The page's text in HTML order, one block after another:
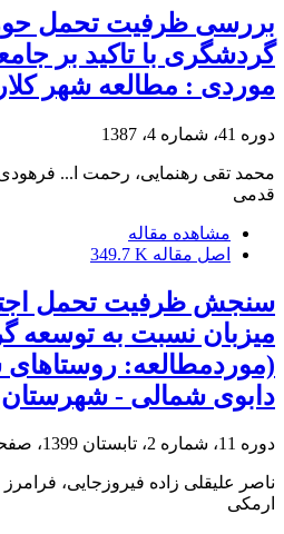
بررسی ظرفیت تحمل
گردشگری با تاکید بر
موردی : مطالعه شهر
دوره 41، شماره 4، 1387
محمد تقی رهنمایی، رحمت ا...
قدمی
مشاهده مقاله
اصل مقاله 349.7 K
سنجش ظرفیت تحمل
میزبان نسبت به توسعه
(موردمطالعه:
دابوی شمالی - شهرستان
دوره 11، شماره 2، تابستان 1399، صفحه
ناصر علیقلی زاده فیروزجایی، فرامرز
ارمکی